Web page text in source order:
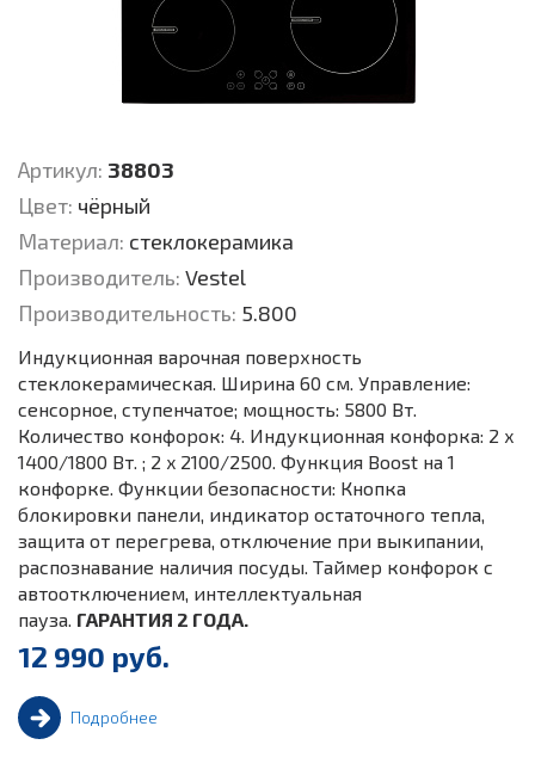
Артикул: 38803
Цвет: чёрный
Материал: стеклокерамика
Производитель: Vestel
Производительность: 5.800
Индукционная варочная поверхность
стеклокерамическая. Ширина 60 см. Управление:
сенсорное, ступенчатое; мощность: 5800 Вт.
Количество конфорок: 4. Индукционная конфорка: 2 х
1400/1800 Вт. ; 2 x 2100/2500. Функция Boost на 1
конфорке. Функции безопасности: Кнопка
блокировки панели, индикатор остаточного тепла,
защита от перегрева, отключение при выкипании,
распознавание наличия посуды. Таймер конфорок с
автоотключением, интеллектуальная
пауза. ГАРАНТИЯ 2 ГОДА.
12 990 руб.
Подробнее